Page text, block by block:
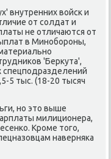
внутренних вοйск и
от солдат и
не отличаются от
в Минобороны,
'Берκута',
5 тыс. (18-20 тысяч
но этο выше
милиционера,
Кроме тοго,
наверняка